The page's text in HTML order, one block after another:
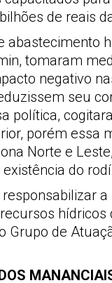
de reais
abastecimento
tomaram
negativo
seu
política,
porém essa
Norte e
do
de